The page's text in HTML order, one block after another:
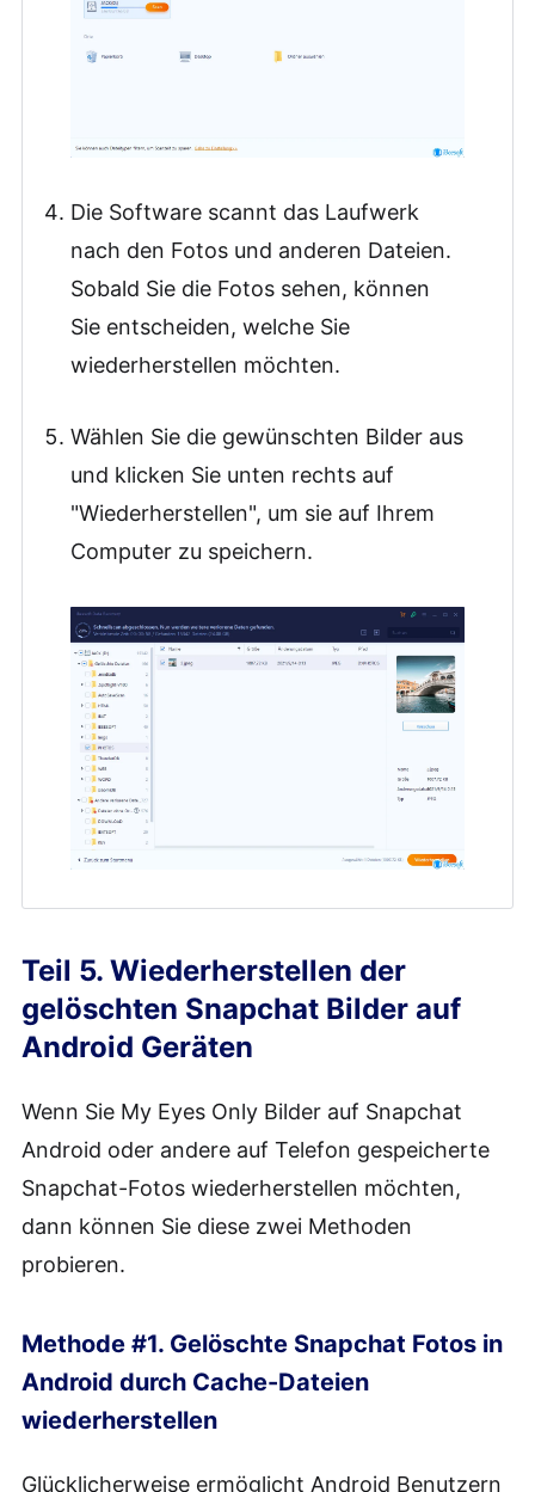
Die Software scannt das Laufwerk
nach den Fotos und anderen Dateien.
Sobald Sie die Fotos sehen, können
Sie entscheiden, welche Sie
wiederherstellen möchten.
Wählen Sie die gewünschten Bilder aus
und klicken Sie unten rechts auf
"Wiederherstellen", um sie auf Ihrem
Computer zu speichern.
Teil 5. Wiederherstellen der
gelöschten Snapchat Bilder auf
Android Geräten
Wenn Sie My Eyes Only Bilder auf Snapchat
Android oder andere auf Telefon gespeicherte
Snapchat-Fotos wiederherstellen möchten,
dann können Sie diese zwei Methoden
probieren.
Methode #1. Gelöschte Snapchat Fotos in
Android durch Cache-Dateien
wiederherstellen
Glücklicherweise ermöglicht Android Benutzern